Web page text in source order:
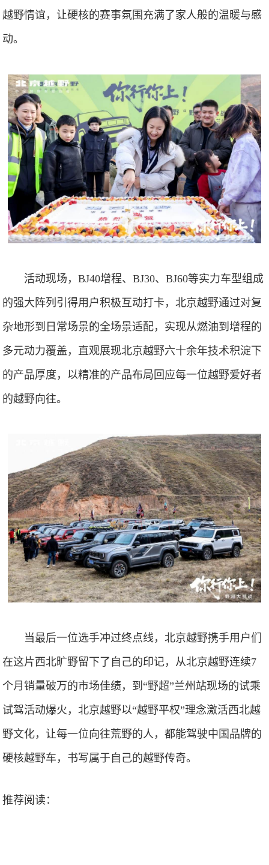
越野情谊，让硬核的赛事氛围充满了家人般的温暖与感
动。
活动现场，BJ40增程、BJ30、BJ60等实力车型组成
的强大阵列引得用户积极互动打卡，北京越野通过对复
杂地形到日常场景的全场景适配，实现从燃油到增程的
多元动力覆盖，直观展现北京越野六十余年技术积淀下
的产品厚度，以精准的产品布局回应每一位越野爱好者
的越野向往。
当最后一位选手冲过终点线，北京越野携手用户们
在这片西北旷野留下了自己的印记，从北京越野连续7
个月销量破万的市场佳绩，到“野超”兰州站现场的试乘
试驾活动爆火，北京越野以“越野平权”理念激活西北越
野文化，让每一位向往荒野的人，都能驾驶中国品牌的
硬核越野车，书写属于自己的越野传奇。
推荐阅读：